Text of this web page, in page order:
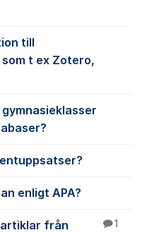
till
t ex Zotero,
enligt APA?
från
1